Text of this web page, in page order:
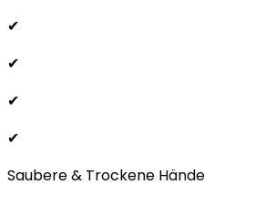
✔
✔
✔
✔
Saubere & Trockene Hände